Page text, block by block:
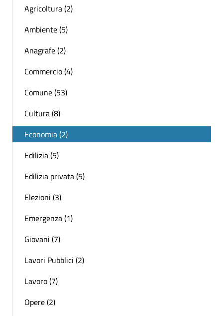
Agricoltura (2)
Ambiente (5)
Anagrafe (2)
Commercio (4)
Comune (53)
Cultura (8)
Economia (2)
Edilizia (5)
Edilizia privata (5)
Elezioni (3)
Emergenza (1)
Giovani (7)
Lavori Pubblici (2)
Lavoro (7)
Opere (2)